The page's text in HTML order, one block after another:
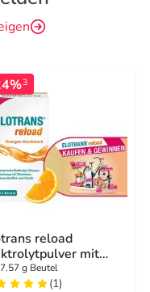
3
reload
mit
g Beutel
(1)